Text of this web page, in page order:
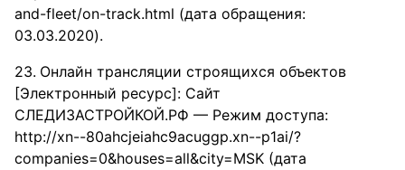
and-fleet/on-track.html (дата обращения:
03.03.2020).
Онлайн трансляции строящихся объектов
[Электронный ресурс]: Сайт
СЛЕДИЗАСТРОЙКОЙ.РФ — Режим доступа:
http://xn--80ahcjeiahc9acuggp.xn--p1ai/?
companies=0&houses=all&city=MSK (дата